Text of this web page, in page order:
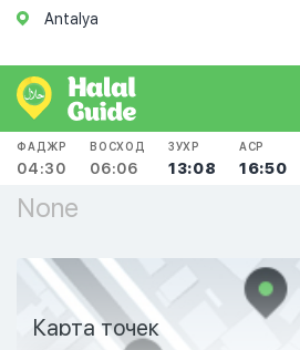
Antalya
ФАДЖР
04:30
ВОСХОД
06:06
ЗУХР
13:08
АСР
16:50
None
Карта точек